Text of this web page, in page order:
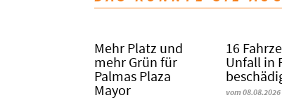
Mehr Platz und
mehr Grün für
Palmas Plaza
Mayor
16
Unfall in
vom 08.08.2026